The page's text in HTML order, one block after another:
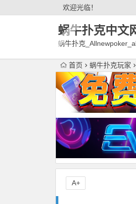
欢迎光临！
蜗牛扑克中文
蜗牛扑克
首页 蜗牛扑克玩家
A+